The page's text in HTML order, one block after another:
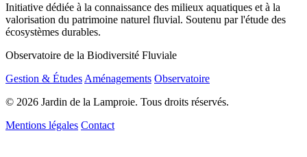
Initiative dédiée à la connaissance des milieux aquatiques et à la
valorisation du patrimoine naturel fluvial. Soutenu par l'étude des
écosystèmes durables.
Observatoire de la Biodiversité Fluviale
Gestion & ÉtudesAménagements Observatoire
© 2026 Jardin de la Lamproie. Tous droits réservés.
Mentions légales Contact